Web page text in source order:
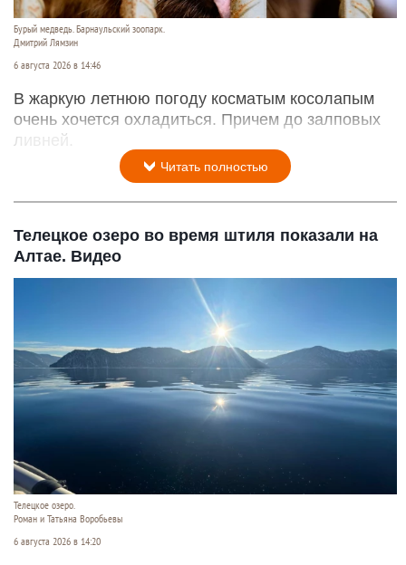
Бурый медведь. Барнаульский зоопарк.
Дмитрий Лямзин
6 августа 2026 в 14:46
В жаркую летнюю погоду косматым косолапым
очень хочется охладиться. Причем до залповых
ливней.
Читать полностью
Телецкое озеро во время штиля показали на
Алтае. Видео
Телецкое озеро.
Роман и Татьяна Воробьевы
6 августа 2026 в 14:20